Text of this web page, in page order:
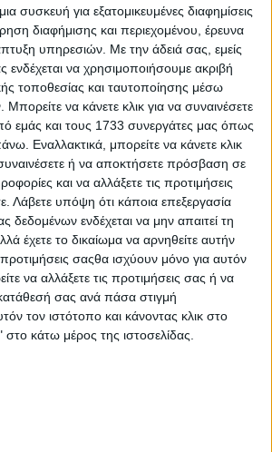
συσκευή για εξατομικευμένες διαφημίσεις
διαφήμισης και περιεχομένου, έρευνα
υπηρεσιών. Με την άδειά σας, εμείς
ενδέχεται να χρησιμοποιήσουμε ακριβή
τοποθεσίας και ταυτοποίησης μέσω
να κάνετε κλικ για να συναινέσετε
εμάς και τους 1733 συνεργάτες μας όπως
Εναλλακτικά, μπορείτε να κάνετε κλικ
ή να αποκτήσετε πρόσβαση σε
και να αλλάξετε τις προτιμήσεις
Λάβετε υπόψη ότι κάποια επεξεργασία
ενδέχεται να μην απαιτεί τη
έχετε το δικαίωμα να αρνηθείτε αυτήν
σαςθα ισχύουν μόνο για αυτόν
να αλλάξετε τις προτιμήσεις σας ή να
σας ανά πάσα στιγμή
τον ιστότοπο και κάνοντας κλικ στο
κάτω μέρος της ιστοσελίδας.
και το 1995, οι Άρης
κατέκτησαν τη νίκη στο
LIFESTYLE
LIFESTYLE NEWS
VINTAGE
TRAVEL
EXTREME
WOMEN ON WHEELS
SAFETY
SAFETY NEWS